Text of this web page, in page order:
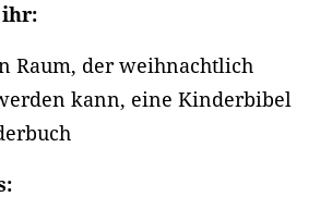
ihr:
Raum, der weihnachtlich
kann, eine Kinderbibel